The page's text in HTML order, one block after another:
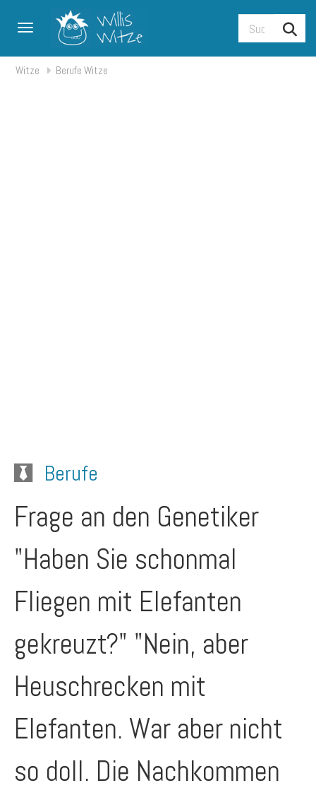
Toggle navigation
Witze Berufe Witze
Berufe
Frage an den Genetiker
"Haben Sie schonmal
Fliegen mit Elefanten
gekreuzt?" "Nein, aber
Heuschrecken mit
Elefanten. War aber nicht
so doll. Die Nachkommen